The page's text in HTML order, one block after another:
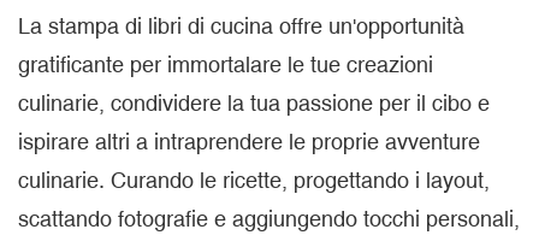
La stampa di libri di cucina offre un'opportunità
gratificante per immortalare le tue creazioni
culinarie, condividere la tua passione per il cibo e
ispirare altri a intraprendere le proprie avventure
culinarie. Curando le ricette, progettando i layout,
scattando fotografie e aggiungendo tocchi personali,